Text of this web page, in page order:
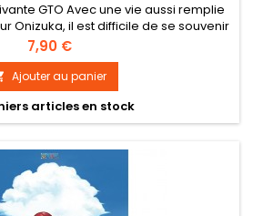
GTO Avec une vie aussi remplie
Onizuka, il est difficile de se souvenir
le plus marquant de sa carrière !
aventures les plus mémorables du
du Japon sur ce magnifique poster
: 170 g/m² sur papier brillant....
Prix
7,90 €
Ajouter au panier
articles en stock